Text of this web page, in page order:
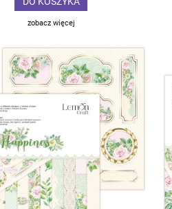
zobacz więcej